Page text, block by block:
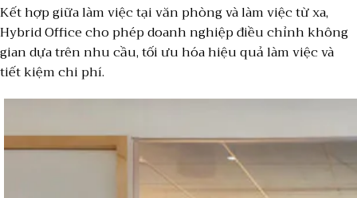
Kết hợp giữa làm việc tại văn phòng và làm việc từ xa,
Hybrid Office cho phép doanh nghiệp điều chỉnh không
gian dựa trên nhu cầu, tối ưu hóa hiệu quả làm việc và
tiết kiệm chi phí.